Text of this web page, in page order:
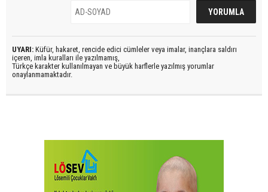
UYARI: Küfür, hakaret, rencide edici cümleler veya imalar, inançlara saldırı
içeren, imla kuralları ile yazılmamış,
Türkçe karakter kullanılmayan ve büyük harflerle yazılmış yorumlar
onaylanmamaktadır.